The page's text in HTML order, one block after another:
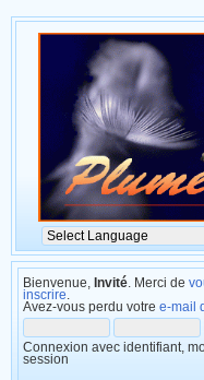
Bienvenue, Invité . Merci de
inscrire
Avez-vous perdu votre e-mail
Connexion avec identifiant,
session